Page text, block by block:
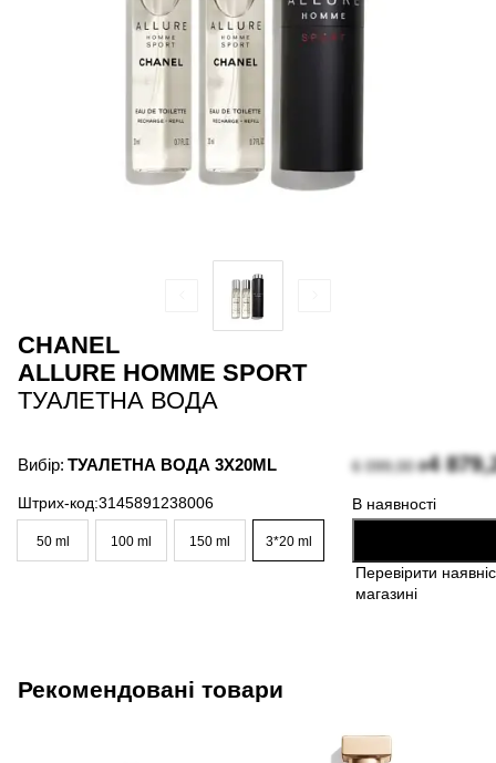
CHANEL
ALLURE HOMME SPORT
ТУАЛЕТНА ВОДА
Вибір: ТУАЛЕТНА ВОДА 3X20ML
Штрих-код:3145891238006
50 ml 100 ml 150 ml 3*20 ml
6 099,00₴4
В наявності
Перевірити
магазині
Рекомендовані товари